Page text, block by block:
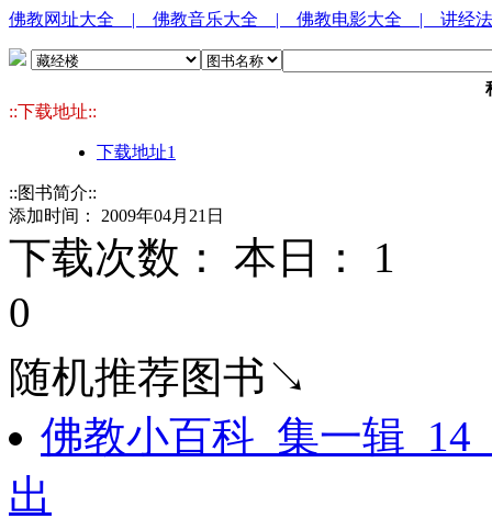
佛教网址大全 | 佛教音乐大全 | 佛教电影大全 | 讲经
::下载地址::
下载地址1
::图书简介::
添加时间： 2009年04月21日
下载次数： 本日： 1
0
随机推荐图书↘
佛教小百科_集一辑
出